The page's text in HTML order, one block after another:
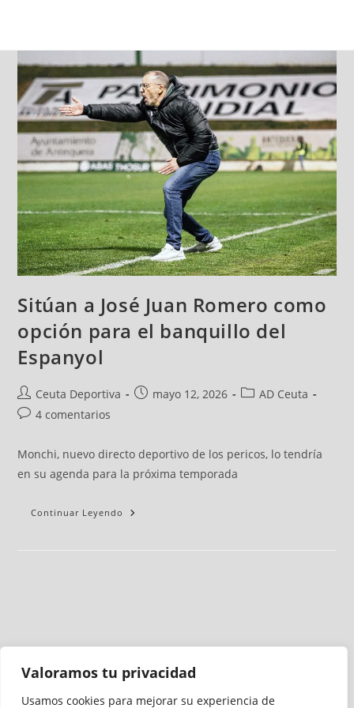
Valoramos tu privacidad
Usamos cookies para mejorar su experiencia de
Sitúan a José Juan Romero como
opción para el banquillo del
Espanyol
Ceuta Deportiva mayo 12, 2026
AD Ceuta
4 comentarios
Monchi, nuevo directo deportivo de los pericos, lo tendría
en su agenda para la próxima temporada
Continuar Leyendo